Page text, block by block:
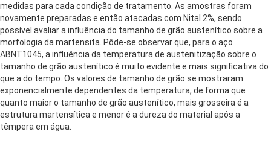
medidas para cada condição de tratamento. As amostras foram
novamente preparadas e então atacadas com Nital 2%, sendo
possível avaliar a influência do tamanho de grão austenítico sobre a
morfologia da martensita. Pôde-se observar que, para o aço
ABNT1045, a influência da temperatura de austenitização sobre o
tamanho de grão austenítico é muito evidente e mais significativa do
que a do tempo. Os valores de tamanho de grão se mostraram
exponencialmente dependentes da temperatura, de forma que
quanto maior o tamanho de grão austenítico, mais grosseira é a
estrutura martensítica e menor é a dureza do material após a
têmpera em água.